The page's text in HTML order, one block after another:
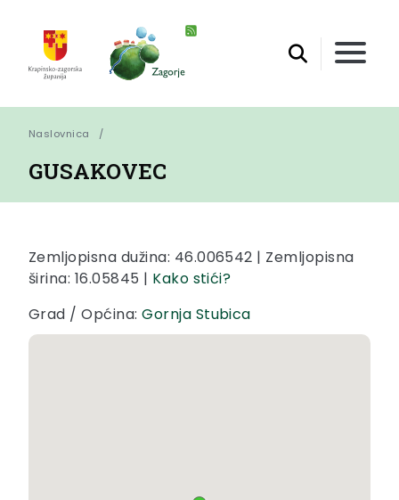
Naslovnica
GUSAKOVEC
Zemljopisna dužina: 46.006542 | Zemljopisna
širina: 16.05845 | Kako stići?
Grad / Općina:Gornja Stubica